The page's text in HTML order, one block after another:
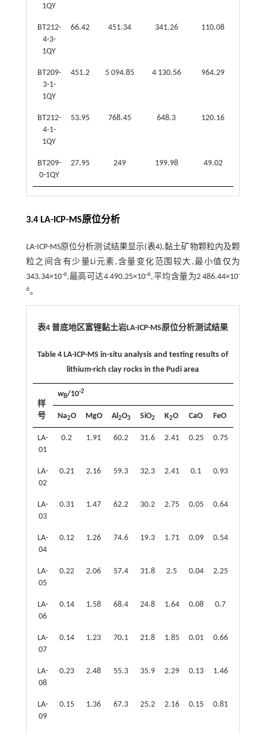
1QY
BT212-
4-3-
1QY
66.42 451.34 341.26 110.08
BT209-
3-1-
1QY
451.2 5 094.85 4 130.56 964.29
BT212-
4-1-
1QY
53.95 768.45 648.3 120.16
BT209-
0-1QY
27.95 249 199.98 49.02
3.4 LA-ICP-MS原位分析
LA-ICP-MS原位分析测试结果显示(表4),黏土矿物颗粒内及颗
粒之间含有少量Li元素,含量变化范围较大,最小值仅为
343.34×10-6,最高可达4 490.25×10-6,平均含量为2 486.44×10-
6。
表4 普底地区富锂黏土岩LA-ICP-MS原位分析测试结果
Table 4 LA-ICP-MS in-situ analysis and testing results of
lithium-rich clay rocks in the Pudi area
样
号
wB/10-2
Na2O MgO Al2O3 SiO2 K2O CaO FeO
LA-
01
0.2 1.91 60.2 31.6 2.41 0.25 0.75
LA-
02
0.21 2.16 59.3 32.3 2.41 0.1 0.93
LA-
03
0.31 1.47 62.2 30.2 2.75 0.05 0.64
LA-
04
0.12 1.26 74.6 19.3 1.71 0.09 0.54
LA-
05
0.22 2.06 57.4 31.8 2.5 0.04 2.25
LA-
06
0.14 1.58 68.4 24.8 1.64 0.08 0.7
LA-
07
0.14 1.23 70.1 21.8 1.85 0.01 0.66
LA-
08
0.23 2.48 55.3 35.9 2.29 0.13 1.46
LA-
09
0.15 1.36 67.3 25.2 2.16 0.15 0.81